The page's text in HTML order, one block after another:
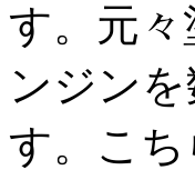
す。元
ンジン
す。こ